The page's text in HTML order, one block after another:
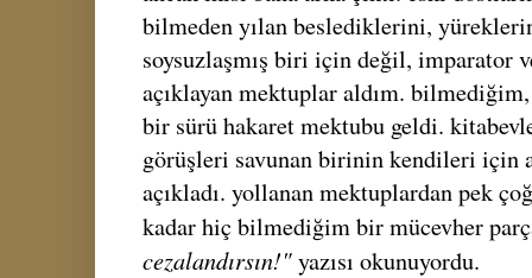
bilmeden yılan beslediklerini,
soysuzlaşmış biri için değil, imparator
açıklayan mektuplar aldım.
bir sürü hakaret mektubu geldi.
görüşleri savunan birinin kendileri için
açıkladı. yollanan mektuplardan pek
kadar hiç bilmediğim bir mücevher
cezalandırsın!"yazısı okunuyordu.